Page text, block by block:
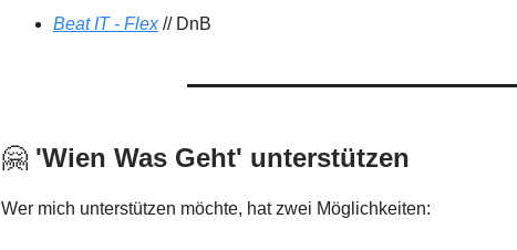
Beat IT - Flex// DnB
🤗 'Wien Was Geht' unterstützen
Wer mich unterstützen möchte, hat zwei Möglichkeiten: